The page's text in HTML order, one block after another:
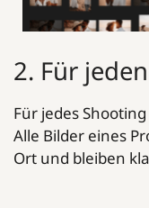
2. Für
Für jedes
Alle Bilder eines
Ort und bleiben